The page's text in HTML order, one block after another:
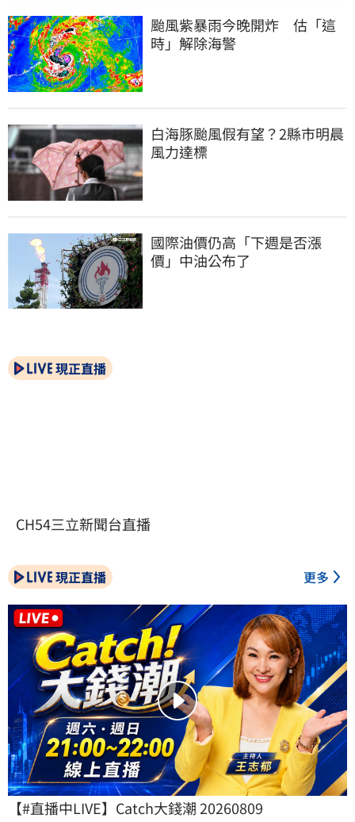
颱風紫暴雨今晚開炸　估「這
時」解除海警
白海豚颱風假有望？2縣市明晨
風力達標
國際油價仍高「下週是否漲
價」中油公布了
現正直播
CH54三立新聞台直播
現正直播 更多
【#直播中LIVE】Catch大錢潮 20260809